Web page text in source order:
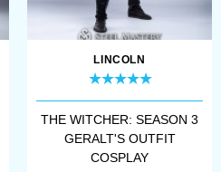
LINCOLN
THE WITCHER: SEASON 3
GERALT'S OUTFIT
COSPLAY